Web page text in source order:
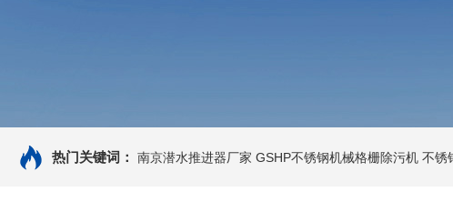
热门关键词： 南京潜水推进器厂家 GSHP不锈钢机械格栅除污机 不锈